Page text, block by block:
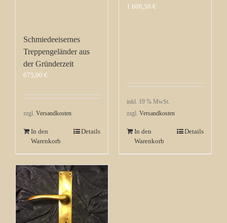
Schmiedeeisernes
Treppengeländer aus
der Gründerzeit
675,00 €
zzgl. Versandkosten
In den
Warenkorb
Details
1.606,50 €
inkl. 19 % MwSt.
zzgl. Versandkosten
In den
Warenkorb
Details